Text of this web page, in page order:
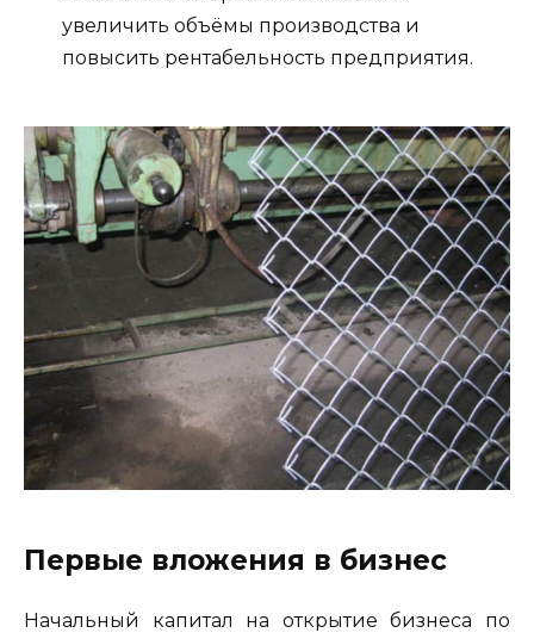
увеличить объёмы производства и
повысить рентабельность предприятия.
Первые вложения в бизнес
Начальный капитал на открытие бизнеса по